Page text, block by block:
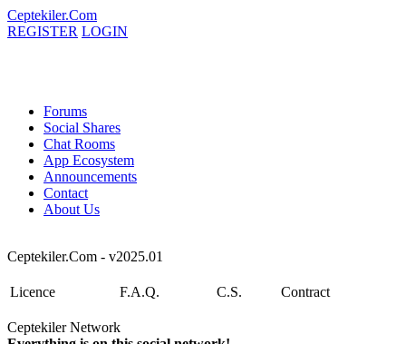
Ceptekiler.Com
REGISTER LOGIN
Forums
Social Shares
Chat Rooms
App Ecosystem
Announcements
Contact
About Us
Ceptekiler.Com - v2025.01
Licence F.A.Q. C.S. Contract
Ceptekiler Network